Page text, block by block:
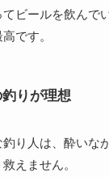
ビールを飲んで
です。
釣りが理想
り人は、酔いな
えません。